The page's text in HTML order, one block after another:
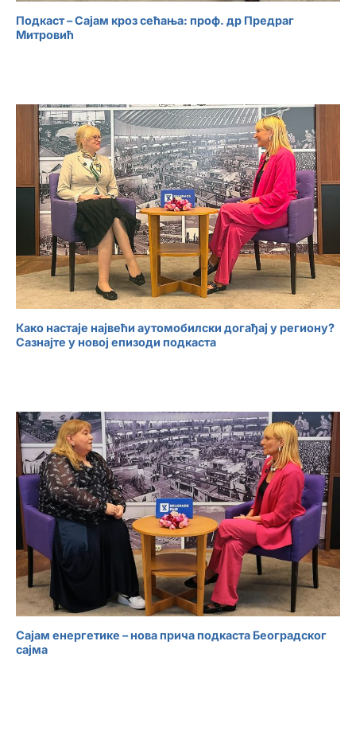
Подкаст – Сајам кроз сећања: проф. др Предраг
Митровић
Како настаје највећи аутомобилски догађај у региону?
Сазнајте у новој епизоди подкаста
Сајам енергетике – нова прича подкаста Београдског
сајма